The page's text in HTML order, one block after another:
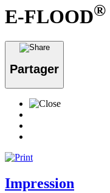
E-FLOOD®
Partager
Impression